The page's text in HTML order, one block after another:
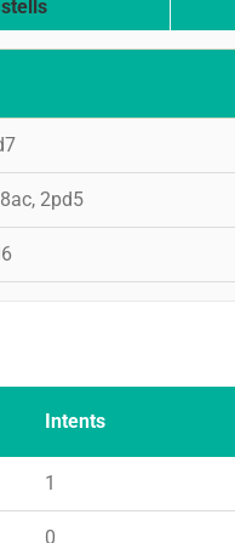
2pd5
Intents
1
0